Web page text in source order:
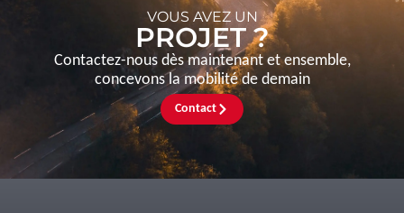
VOUS AVEZ UN
PROJET ?
Contactez-nous dès maintenant et ensemble,
concevons la mobilité de demain
Contact